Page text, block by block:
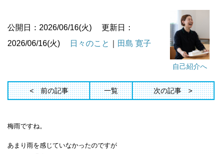
自己紹介へ
公開日：2026/06/16(火)
更新日：
2026/06/16(火)
日々のこと 田島 寛子
前の記事 一覧 次の記事
梅雨ですね。
あまり雨を感じていなかったのですが